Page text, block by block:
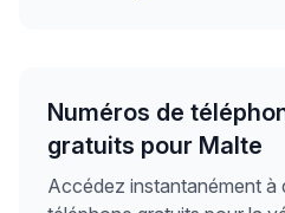
Numéros de
gratuits pour Malte
Accédez instantanément à